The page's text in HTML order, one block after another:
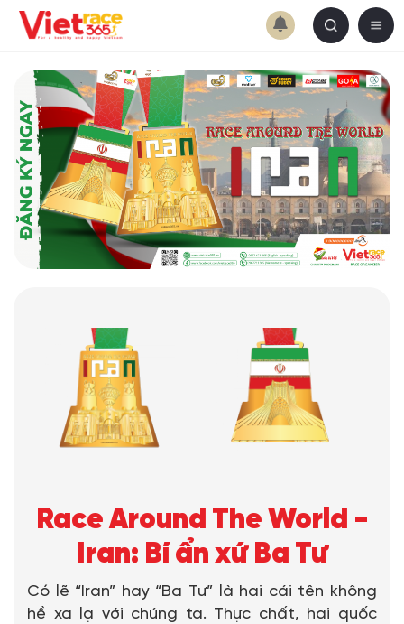
Race Around The World -
Iran: Bí ẩn xứ Ba Tư
Có lẽ “Iran” hay “Ba Tư” là hai cái tên không
hề xa lạ với chúng ta. Thực chất, hai quốc